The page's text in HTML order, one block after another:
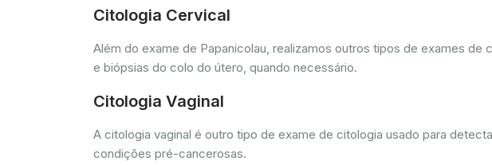
Citologia Cervical
Além do exame de Papanicolau, realizamos outros tipos de exames
e biópsias do colo do útero, quando necessário.
Citologia Vaginal
A citologia vaginal é outro tipo de exame de citologia usado para
condições pré-cancerosas.